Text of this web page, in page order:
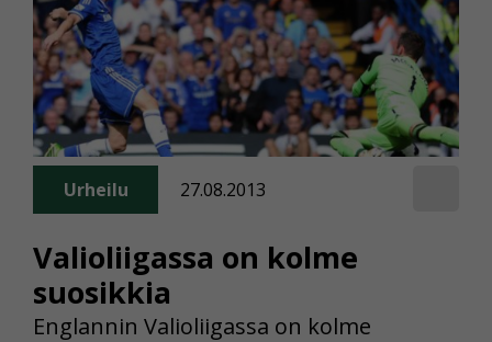
Valioliigassa on kolme
suosikkia
Urheilu 27.08.2013
Englannin Valioliigassa on kolme